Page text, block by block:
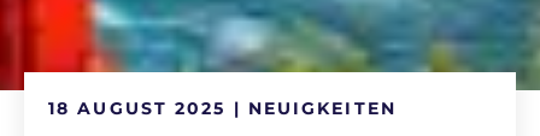
18 AUGUST 2025 | NEUIGKEITEN